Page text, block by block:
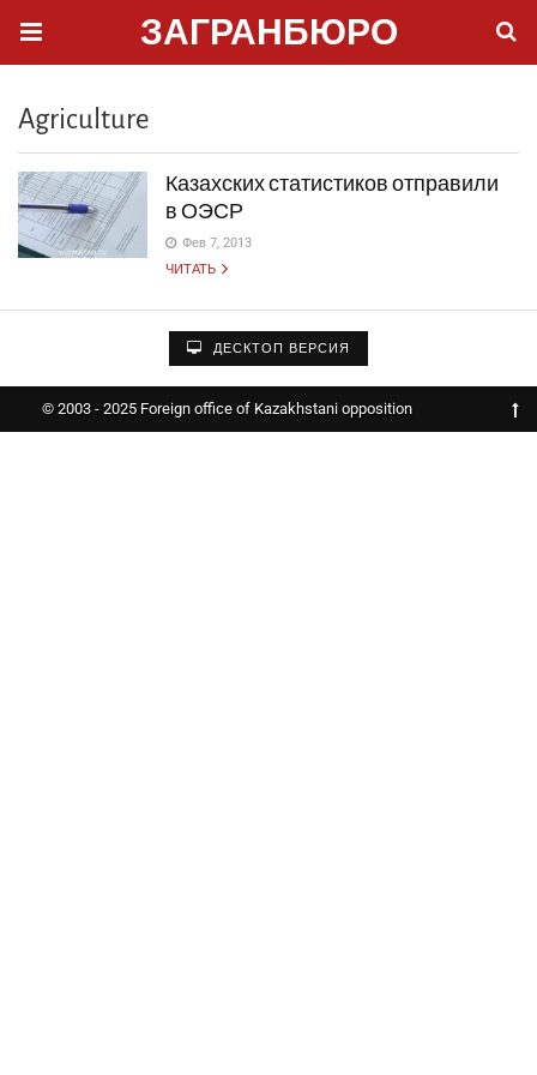
ЗАГРАНБЮРО
Agriculture
Казахских статистиков отправили
в ОЭСР
Фев 7, 2013
ЧИТАТЬ
ДЕСКТОП ВЕРСИЯ
© 2003 - 2025 Foreign office of Kazakhstani opposition